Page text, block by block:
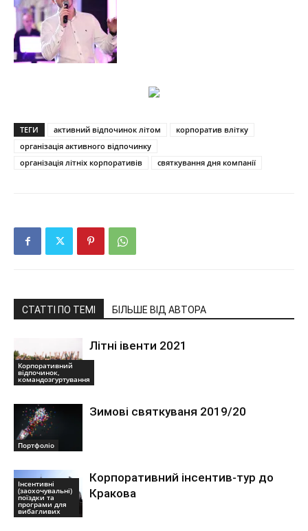
ТЕГИ активний відпочинок літом
корпоратив влітку
організація активного відпочинку
організація літніх корпоративів
святкування дня компанії
СТАТТІ ПО ТЕМІ БІЛЬШЕ ВІД АВТОРА
Корпоративний
відпочинок,
командозгуртування
Літні івенти 2021
Портфоліо
Зимові святкуваня 2019/20
Інсентивні
(заохочувальні)
поїздки та
програми для
вибагливих
Корпоративний інсентив-тур до
Кракова